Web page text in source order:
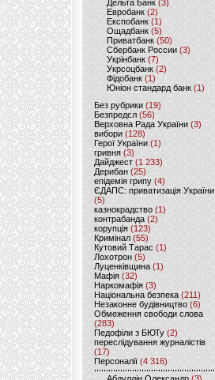
Дельта Банк (3)
Евробанк(2)
Експобанк (1)
Ощадбанк(5)
Приватбанк (50)
Сбербанк России (3)
Укрінбанк(7)
Укрсоцбанк (2)
Фідобанк (1)
Юніон стандард банк(1)
Без рубрики (19)
Безпредєл(56)
Верховна Рада України (3)
вибори(128)
Герої України(1)
гривня (3)
Дайджест (1 233)
Дерибан (25)
епідемія грипу (4)
ЄДАПС: приватизація України
(5)
казнокрадство (1)
контрабанда (2)
корупція (123)
Кримінал (55)
Кутовий Тарас (1)
Лохотрон(5)
Луценківщина (1)
Мафія (32)
Наркомафія (3)
Національна безпека (211)
Незаконне будівництво(6)
Обмеження свободи слова
(283)
Педофіли з БЮТу (2)
переслідування журналістів
(17)
Персоналії (4 316)